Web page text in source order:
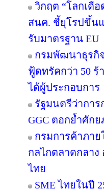
วิกฤต “โลกเดื
สนค. ชี้ยุโรปขึ้น
รับมาตรฐาน EU
กรมพัฒนาธุรกิจ
ฟู้ดทรัคกว่า 50 ร้
ได้ผู้ประกอบการ
รัฐมนตรีว่ากา
GGC ตอกย้ำศัก
กรมการค้าภาย
กลไกตลาดกลา
ไทย
SME ไทยในปี